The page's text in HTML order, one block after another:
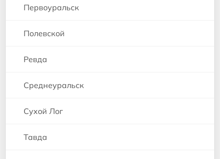
Первоуральск
Полевской
Ревда
Среднеуральск
Сухой Лог
Тавда